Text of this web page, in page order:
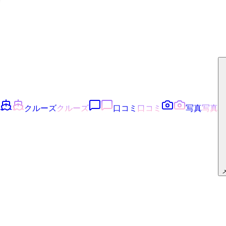
クルーズクルーズ 口コミ 口コミ 写真写真